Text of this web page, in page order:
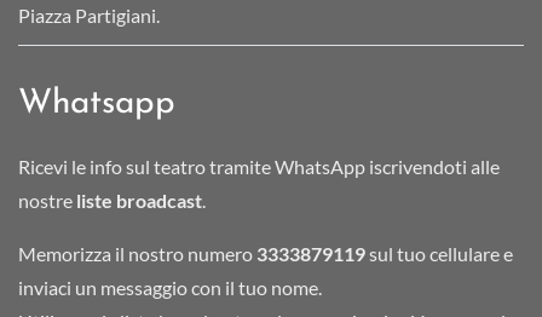
Piazza Partigiani.
Whatsapp
Ricevi le info sul teatro tramite WhatsApp iscrivendoti alle
nostre liste broadcast.
Memorizza il nostro numero 3333879119sul tuo cellulare e
inviaci un messaggio con il tuo nome.